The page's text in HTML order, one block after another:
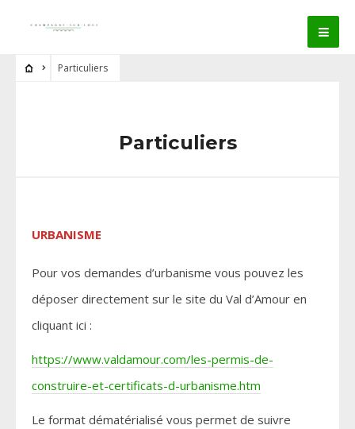
Particuliers
Particuliers
URBANISME
Pour vos demandes d’urbanisme vous pouvez les
déposer directement sur le site du Val d’Amour en
cliquant ici :
https://www.valdamour.com/les-permis-de-
construire-et-certificats-d-urbanisme.htm
Le format dématérialisé vous permet de suivre